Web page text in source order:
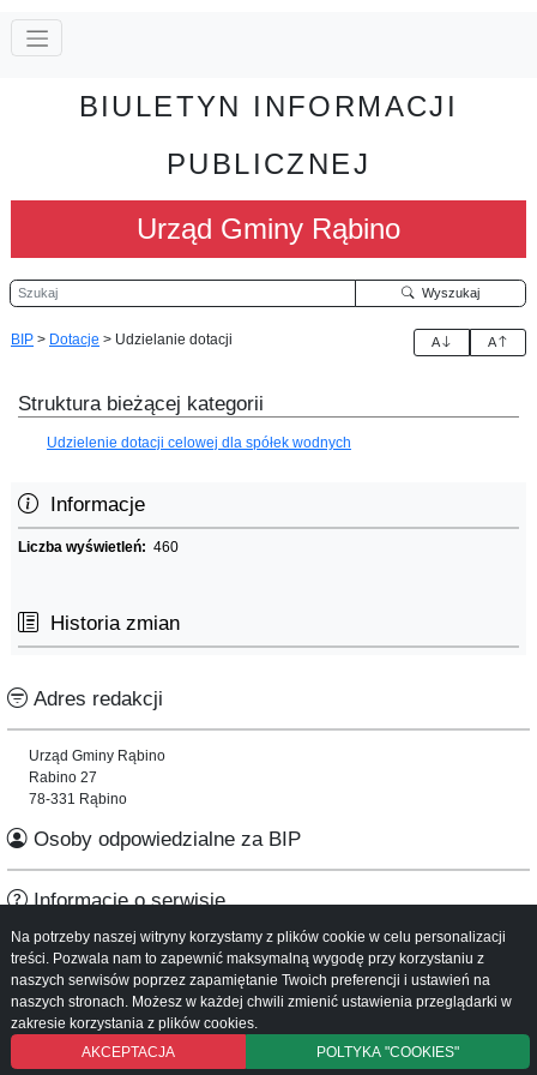
BIULETYN INFORMACJI
PUBLICZNEJ
Urząd Gminy Rąbino
Szukaj Wyszukaj
BIP > Dotacje > Udzielanie dotacji A A
Struktura bieżącej kategorii
Udzielenie dotacji celowej dla spółek wodnych
Informacje
Liczba wyświetleń: 460
Historia zmian
Adres redakcji
Urząd Gminy Rąbino
Rabino 27
78-331 Rąbino
Osoby odpowiedzialne za BIP
Informacje o serwisie
Mapa serwisu
Instrukcja obsługi
Na potrzeby naszej witryny korzystamy z plików cookie w celu personalizacji
treści. Pozwala nam to zapewnić maksymalną wygodę przy korzystaniu z
naszych serwisów poprzez zapamiętanie Twoich preferencji i ustawień na
naszych stronach. Możesz w każdej chwili zmienić ustawienia przeglądarki w
zakresie korzystania z plików cookies.
AKCEPTACJA
POLTYKA "COOKIES"